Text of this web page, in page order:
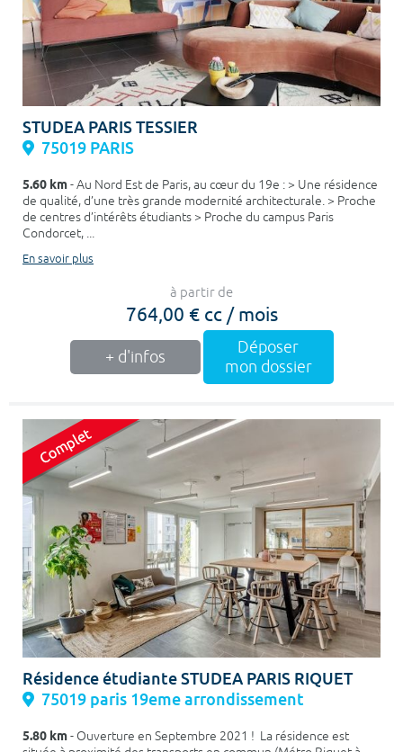
STUDEA PARIS TESSIER
75019 PARIS
5.60 km- Au Nord Est de Paris, au cœur du 19e : > Une résidence
de qualité, d’une très grande modernité architecturale. > Proche
de centres d’intérêts étudiants > Proche du campus Paris
Condorcet, ...
En savoir plus
à partir de
764,00 € cc / mois
+ d'infos
Déposer
mon dossier
Résidence étudiante STUDEA PARIS RIQUET
75019 paris 19eme arrondissement
5.80 km- Ouverture en Septembre 2021 ! La résidence est